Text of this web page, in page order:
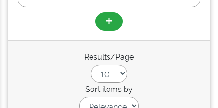
Results/Page
Sort items by